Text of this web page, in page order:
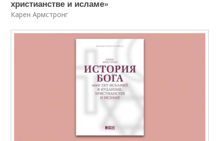
христианстве и исламе»
Карен Армстронг